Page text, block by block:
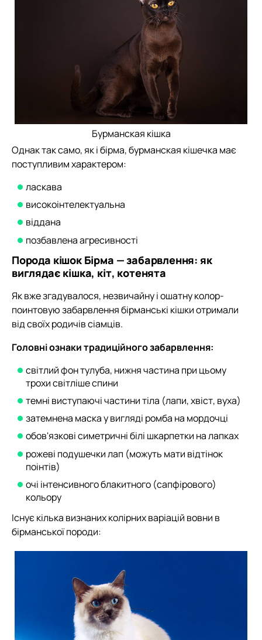
Бурманская кішка
Однак так само, як і бірма, бурманская кішечка має
поступливим характером:
ласкава
високоінтелектуальна
віддана
позбавлена агресивності
Порода кішок Бірма — забарвлення: як
виглядає кішка, кіт, котенята
Як вже згадувалося, незвичайну і ошатну колор-
поинтовую забарвлення бірманські кішки отримали
від своїх родичів сіамців.
Головні ознаки традиційного забарвлення:
світлий фон тулуба, нижня частина при цьому
трохи світліше спини
темні виступаючі частини тіла (лапи, хвіст, вуха)
затемнена маска у вигляді ромба на мордочці
обов'язкові симетричні білі шкарпетки на лапках
рожеві подушечки лап (можуть мати відтінок
поінтів)
очі інтенсивного блакитного (сапфірового)
кольору
Існує кілька визнаних колірних варіацій вовни в
бірманської породи: